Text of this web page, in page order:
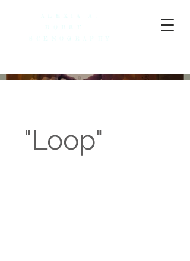
ALEXIA A.
DOBRE -
SCENOGRAPHY
"Loop"